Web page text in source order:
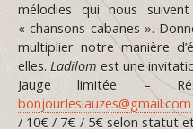
mélodies qui nous
« chansons-cabanes ».
multiplier notre manière
elles. Ladilom est une
Jauge limitée –
bonjourleslauzes@gmail.com
/ 10€ / 7€ / 5€ selon statut